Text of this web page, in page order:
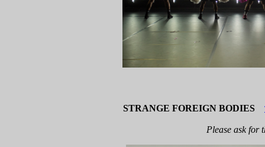
STRANGE FOREIGN BODIES
Please ask for